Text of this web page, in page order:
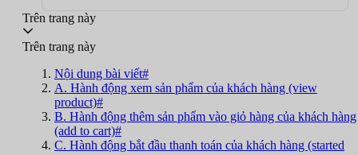
Trên trang này
Trên trang này
Nội dung bài viết#
A. Hành động xem sản phẩm của khách hàng (view
product)#
B. Hành động thêm sản phẩm vào giỏ hàng của khách hàng
(add to cart)#
C. Hành động bắt đầu thanh toán của khách hàng (started